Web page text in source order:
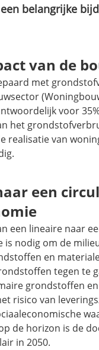
belangrijke
van de
met
voor
het
realisatie van
een
een lineaire naar
is nodig om de
en
tegen te
grondstoffen
risico van
de horizon is de
in 2050.